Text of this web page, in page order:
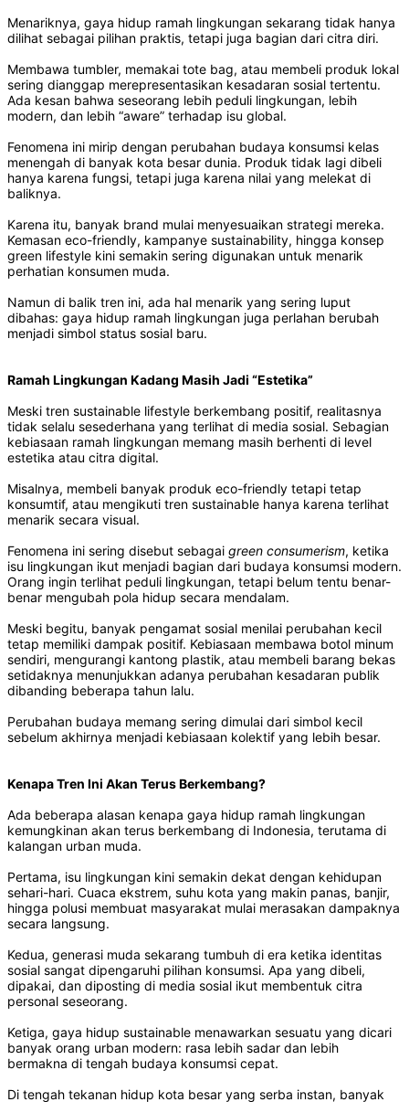
Menariknya, gaya hidup ramah lingkungan sekarang tidak hanya
dilihat sebagai pilihan praktis, tetapi juga bagian dari citra diri.
Membawa tumbler, memakai tote bag, atau membeli produk lokal
sering dianggap merepresentasikan kesadaran sosial tertentu.
Ada kesan bahwa seseorang lebih peduli lingkungan, lebih
modern, dan lebih “aware” terhadap isu global.
Fenomena ini mirip dengan perubahan budaya konsumsi kelas
menengah di banyak kota besar dunia. Produk tidak lagi dibeli
hanya karena fungsi, tetapi juga karena nilai yang melekat di
baliknya.
Karena itu, banyak brand mulai menyesuaikan strategi mereka.
Kemasan eco-friendly, kampanye sustainability, hingga konsep
green lifestyle kini semakin sering digunakan untuk menarik
perhatian konsumen muda.
Namun di balik tren ini, ada hal menarik yang sering luput
dibahas: gaya hidup ramah lingkungan juga perlahan berubah
menjadi simbol status sosial baru.
Ramah Lingkungan Kadang Masih Jadi “Estetika”
Meski tren sustainable lifestyle berkembang positif, realitasnya
tidak selalu sesederhana yang terlihat di media sosial. Sebagian
kebiasaan ramah lingkungan memang masih berhenti di level
estetika atau citra digital.
Misalnya, membeli banyak produk eco-friendly tetapi tetap
konsumtif, atau mengikuti tren sustainable hanya karena terlihat
menarik secara visual.
Fenomena ini sering disebut sebagai green consumerism, ketika
isu lingkungan ikut menjadi bagian dari budaya konsumsi modern.
Orang ingin terlihat peduli lingkungan, tetapi belum tentu benar-
benar mengubah pola hidup secara mendalam.
Meski begitu, banyak pengamat sosial menilai perubahan kecil
tetap memiliki dampak positif. Kebiasaan membawa botol minum
sendiri, mengurangi kantong plastik, atau membeli barang bekas
setidaknya menunjukkan adanya perubahan kesadaran publik
dibanding beberapa tahun lalu.
Perubahan budaya memang sering dimulai dari simbol kecil
sebelum akhirnya menjadi kebiasaan kolektif yang lebih besar.
Kenapa Tren Ini Akan Terus Berkembang?
Ada beberapa alasan kenapa gaya hidup ramah lingkungan
kemungkinan akan terus berkembang di Indonesia, terutama di
kalangan urban muda.
Pertama, isu lingkungan kini semakin dekat dengan kehidupan
sehari-hari. Cuaca ekstrem, suhu kota yang makin panas, banjir,
hingga polusi membuat masyarakat mulai merasakan dampaknya
secara langsung.
Kedua, generasi muda sekarang tumbuh di era ketika identitas
sosial sangat dipengaruhi pilihan konsumsi. Apa yang dibeli,
dipakai, dan diposting di media sosial ikut membentuk citra
personal seseorang.
Ketiga, gaya hidup sustainable menawarkan sesuatu yang dicari
banyak orang urban modern: rasa lebih sadar dan lebih
bermakna di tengah budaya konsumsi cepat.
Di tengah tekanan hidup kota besar yang serba instan, banyak